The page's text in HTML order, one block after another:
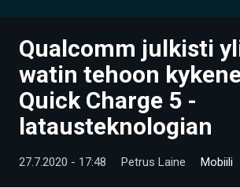
UUTISET
ARTIKKELIT
VIDEOT
TECHBBS
Qualcomm julkisti
watin tehoon
Quick Charge 5 -
latausteknologian
27.7.2020 - 17:48 Petrus Laine Mobiili